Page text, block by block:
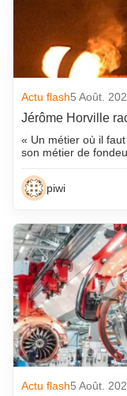
Actu flash5 Août.
Jérôme Horville
« Un métier où il
son métier de
piwi
Actu flash5 Août.